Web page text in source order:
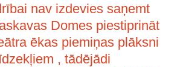
nav izdevies saņemt
Domes piestiprināt
ēkas piemiņas plāksni
, tādējādi